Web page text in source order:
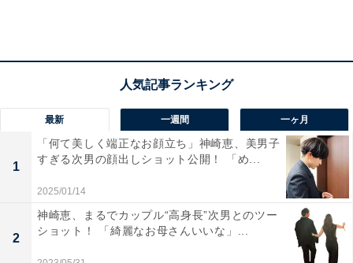
最新 一週間 一ヶ月
1
「何て美しく端正なお顔立ち」神崎恵、美男子
すぎる次男の顔出しショット公開！ 「め...
2025/01/14
2
神崎恵、まるでカップル“高身長”次男とのツー
ショット！ 「綺麗なお母さんいいな」...